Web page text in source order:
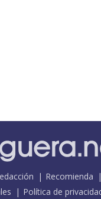
Recomienda
Política de